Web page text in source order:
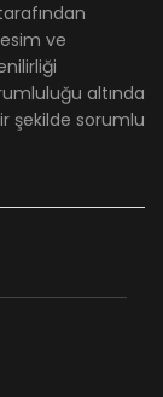
ve
altında
şekilde sorumlu